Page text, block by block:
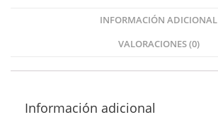
INFORMACIÓN ADICIONAL
VALORACIONES (0)
Información adicional